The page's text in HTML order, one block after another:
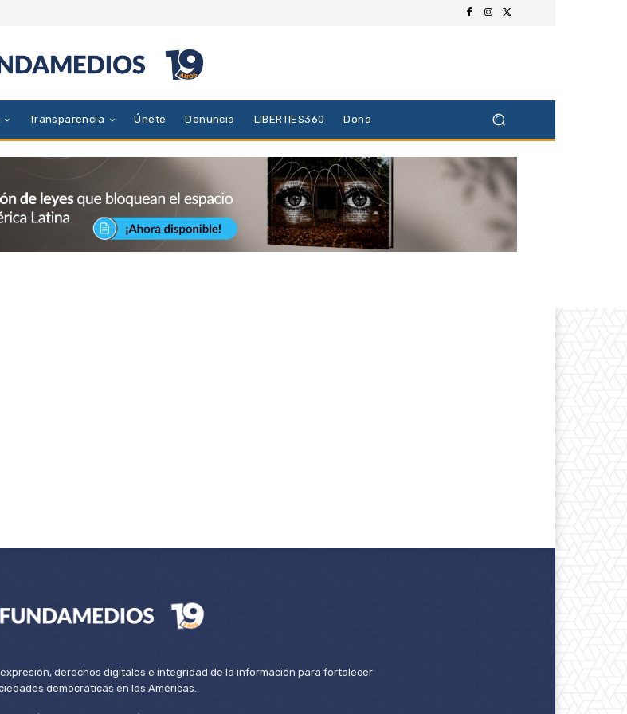
Transparencia Únete Denuncia LIBERTIES360 Dona
derechos digitales e integridad de la información para fortalecer
democráticas en las Américas.